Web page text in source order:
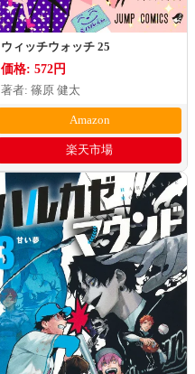
ウィッチウォッチ 25
価格: 572円
著者: 篠原 健太
Amazon
楽天市場